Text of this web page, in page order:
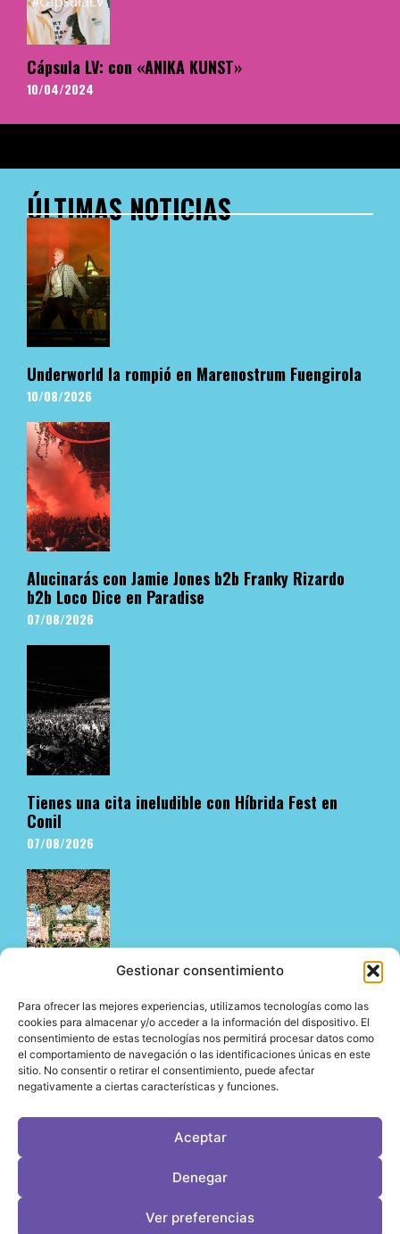
Gestionar consentimiento
Para ofrecer las mejores experiencias, utilizamos tecnologías como las
cookies para almacenar y/o acceder a la información del dispositivo. El
consentimiento de estas tecnologías nos permitirá procesar datos como
el comportamiento de navegación o las identificaciones únicas en este
sitio. No consentir o retirar el consentimiento, puede afectar
negativamente a ciertas características y funciones.
Aceptar
Denegar
Ver preferencias
Cápsula LV: con «ANIKA KUNST»
10/04/2024
ÚLTIMAS NOTICIAS
Underworld la rompió en Marenostrum Fuengirola
10/08/2026
Alucinarás con Jamie Jones b2b Franky Rizardo
b2b Loco Dice en Paradise
07/08/2026
Tienes una cita ineludible con Híbrida Fest en
Conil
07/08/2026
No te pierdas el regreso de Brunch! Weekender a
Málaga
07/08/2026
Desarrollo web por OrigenDigitalContacto: info@leviragetv